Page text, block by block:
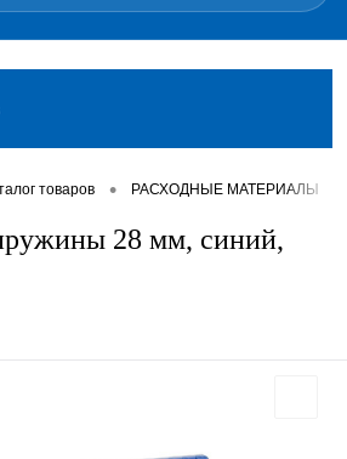
товаров • РАСХОДНЫЕ МАТЕРИАЛЫ
28 мм, синий,